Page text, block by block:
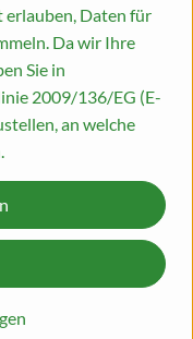
Physalis stammt aus
Kultiviert wird sie
USA und
Ihrer Arten noch an
zu 1m hoch. Die
erlauben, Daten für
Da wir Ihre
Sie in
2009/136/EG (E-
an welche